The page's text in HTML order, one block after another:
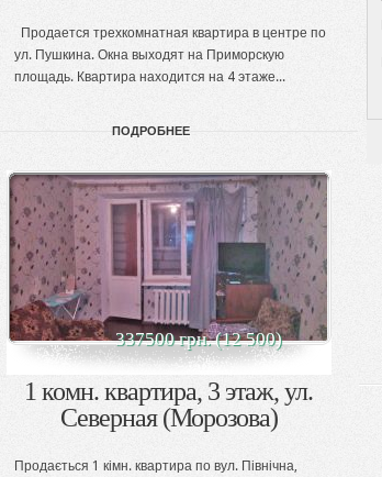
Продается трехкомнатная квартира в центре по
ул. Пушкина. Окна выходят на Приморскую
площадь. Квартира находится на 4 этаже...
ПОДРОБНЕЕ
337500 грн. (12 500)
1 комн. квартира, 3 этаж, ул.
Северная (Морозова)
Продається 1 кімн. квартира по вул. Північна,